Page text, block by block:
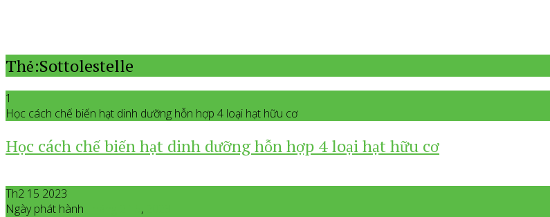
Thẻ:Sottolestelle
1
Học cách chế biến hạt dinh dưỡng hỗn hợp 4 loại hạt hữu cơ
Học cách chế biến hạt dinh dưỡng hỗn hợp 4 loại hạt hữu cơ
Th2 15 2023
Ngày phát hành
,